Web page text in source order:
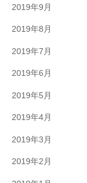
2019年9月
2019年8月
2019年7月
2019年6月
2019年5月
2019年4月
2019年3月
2019年2月